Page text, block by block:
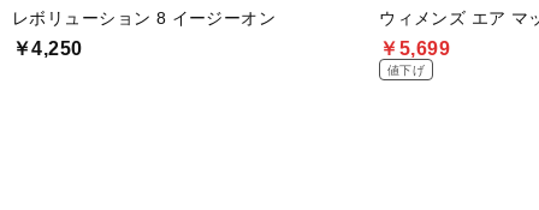
レボリューション 8 イージーオン
￥4,250
ウィメンズ エア マ
￥5,699
値下げ